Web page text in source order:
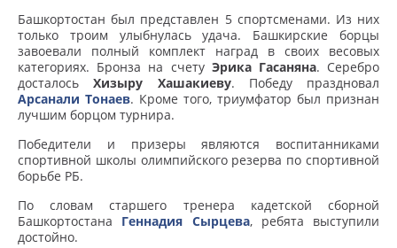
Башкортостан был представлен 5 спортсменами. Из них
только троим улыбнулась удача. Башкирские борцы
завоевали полный комплект наград в своих весовых
категориях. Бронза на счету Эрика Гасаняна. Серебро
досталосьХизыру Хашакиеву. Победу праздновал
Арсанали Тонаев. Кроме того, триумфатор был признан
лучшим борцом турнира.
Победители и призеры являются воспитанниками
спортивной школы олимпийского резерва по спортивной
борьбе РБ.
По словам старшего тренера кадетской сборной
Башкортостана Геннадия Сырцева, ребята выступили
достойно.